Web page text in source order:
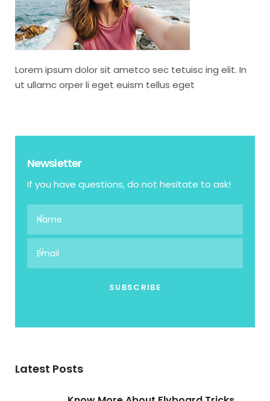
Lorem ipsum dolor sit ametco sec tetuisc ing elit. In
ut ullamc orper li eget euism tellus eget
Newsletter
If you have questions, do not hesitate to ask!
Latest Posts